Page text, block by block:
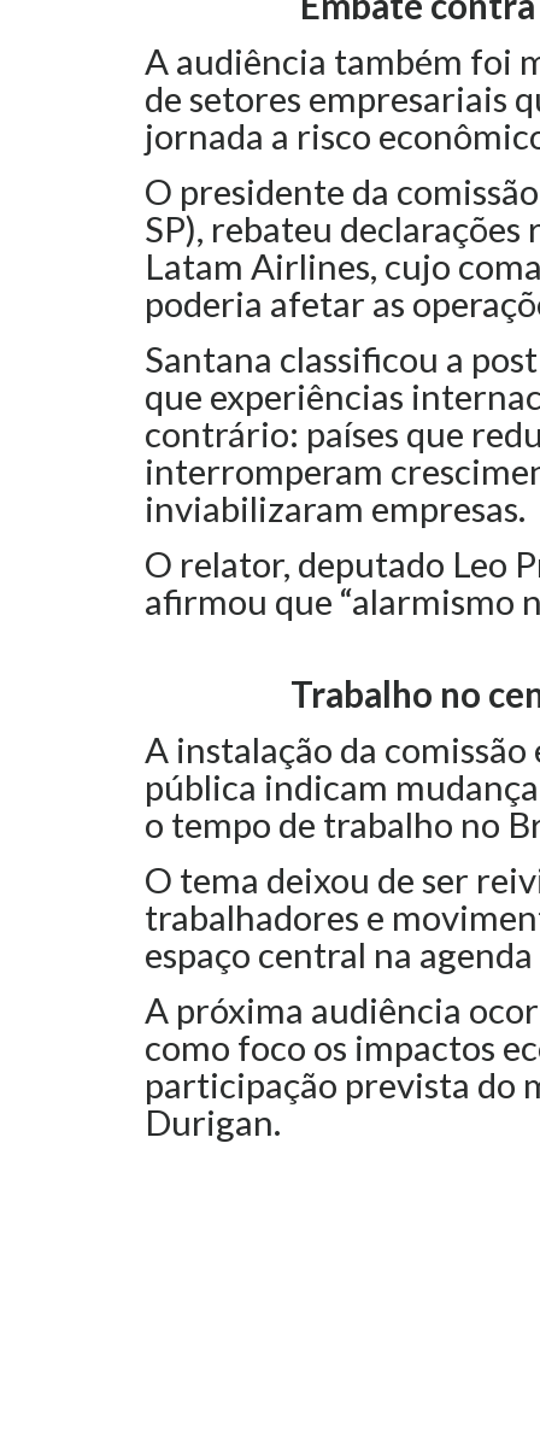
A audiência também foi
de setores empresariais
jornada a risco
O presidente da
SP), rebateu
Latam Airlines, cujo
poderia afetar as
Santana classificou a
que experiências
contrário: países que
interromperam
inviabilizaram empresas.
O relator, deputado Leo
afirmou que “alarmismo
Trabalho no
A instalação da
pública indicam
o tempo de trabalho no
O tema deixou de ser
trabalhadores e
espaço central na
A próxima audiência
como foco os impactos
participação prevista do
Durigan.